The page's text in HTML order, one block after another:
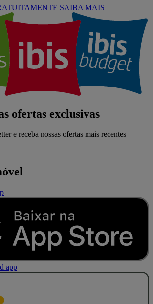
SAIBA MAIS
ofertas exclusivas
e receba nossas ofertas mais recentes
app